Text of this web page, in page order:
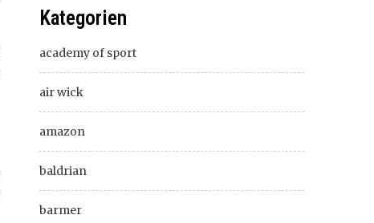
Kategorien
academy of sport
air wick
amazon
baldrian
barmer